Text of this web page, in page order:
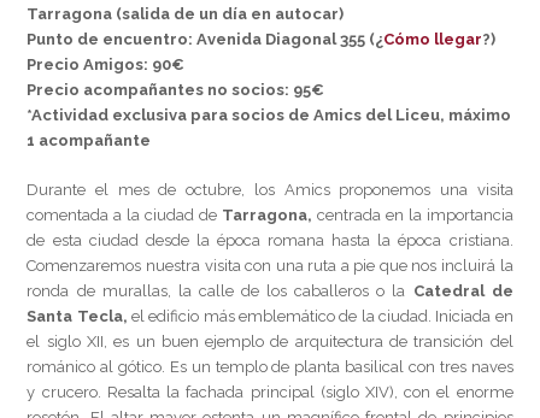
Tarragona (salida de un día en autocar)
Punto de encuentro: Avenida Diagonal 355 (¿Cómo llegar?)
Precio Amigos: 90€
Precio acompañantes no socios: 95€
*Actividad exclusiva para socios de Amics del Liceu, máximo
1 acompañante
Durante el mes de octubre, los Amics proponemos una visita
comentada a la ciudad de Tarragona, centrada en la importancia
de esta ciudad desde la época romana hasta la época cristiana.
Comenzaremos nuestra visita con una ruta a pie que nos incluirá la
ronda de murallas, la calle de los caballeros o la Catedral de
Santa Tecla, el edificio más emblemático de la ciudad. Iniciada en
el siglo XII, es un buen ejemplo de arquitectura de transición del
románico al gótico. Es un templo de planta basilical con tres naves
y crucero. Resalta la fachada principal (siglo XIV), con el enorme